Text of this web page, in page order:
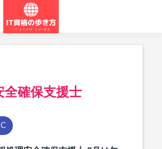
全確保支援士